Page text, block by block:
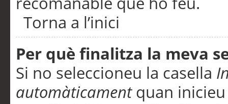
Torna a l’inici
Per què finalitza la meva
Si no seleccioneu la casella
automàticamentquan inicieu